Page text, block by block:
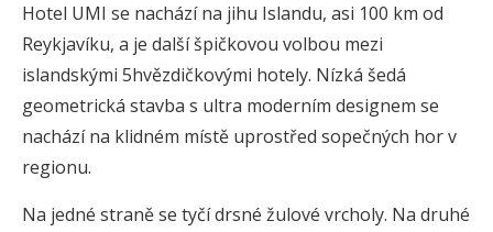
Hotel UMI se nachází na jihu Islandu, asi 100 km od
Reykjavíku, a je další špičkovou volbou mezi
islandskými 5hvězdičkovými hotely. Nízká šedá
geometrická stavba s ultra moderním designem se
nachází na klidném místě uprostřed sopečných hor v
regionu.
Na jedné straně se tyčí drsné žulové vrcholy. Na druhé